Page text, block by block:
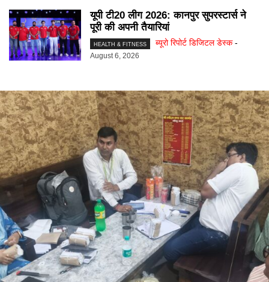
यूपी टी20 लीग 2026: कानपुर सुपरस्टार्स ने
पूरी की अपनी तैयारियां
HEALTH & FITNESS ब्यूरो रिपोर्ट डिजिटल डेस्क -
August 6, 2026